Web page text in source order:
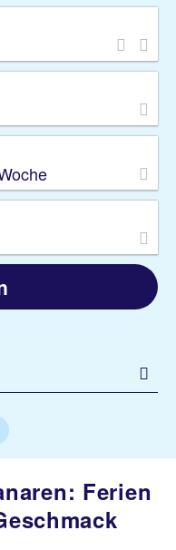
Ferien